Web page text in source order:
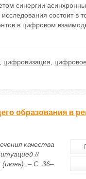
синергии
состоит в
в цифровом
цифровизация
образования в
качества
//
(июнь). – С. 36–